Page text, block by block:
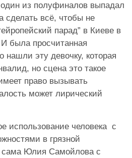
из полуфиналов выпадал
сделать всё, чтобы не
парад” в Киеве в
была просчитанная
нашли эту девочку, которая
но сцена это такое
право вызывать
может лирический
использование человека с
в грязной
сама Юлия Самойлова с